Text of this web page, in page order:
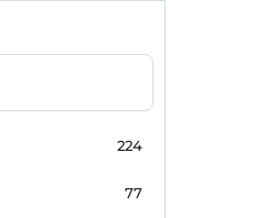
109
224
77